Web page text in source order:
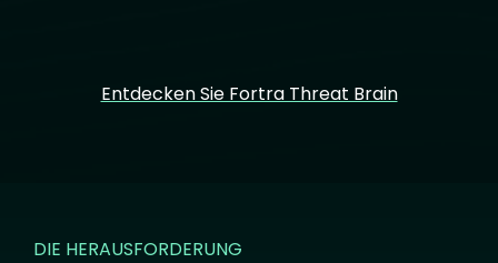
Entdecken Sie Fortra Threat Brain
DIE HERAUSFORDERUNG